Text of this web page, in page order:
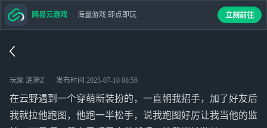
玩家 涟漪Z 发布时间 2025-07-10 08:56
在云野遇到一个穿萌新装扮的，一直朝我招手，加了好友后
我就拉他跑图，他跑一半松手，说我跑图好厉让我当他的监
网易云游戏 海量游戏 即点即玩 立刻前往